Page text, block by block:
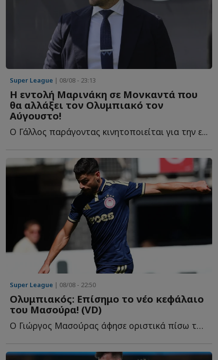
Super League | 08/08 - 23:13
Η εντολή Μαρινάκη σε Μονκαντά που
θα αλλάξει τον Ολυμπιακό τον
Αύγουστο!
Ο Γάλλος παράγοντας κινητοποιείται για την ε...
Super League | 08/08 - 22:50
Ολυμπιακός: Επίσημο το νέο κεφάλαιο
του Μασούρα! (VD)
Ο Γιώργος Μασούρας άφησε οριστικά πίσω του το κεφάλαιο τ...